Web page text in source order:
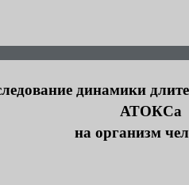
динамики
АТОКСа
на организм